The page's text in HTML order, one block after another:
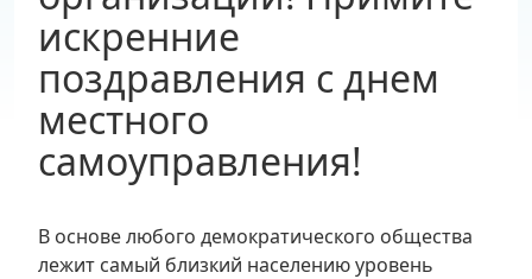
искренние
поздравления с днем
местного
самоуправления!
В основе любого демократического общества
лежит самый близкий населению уровень